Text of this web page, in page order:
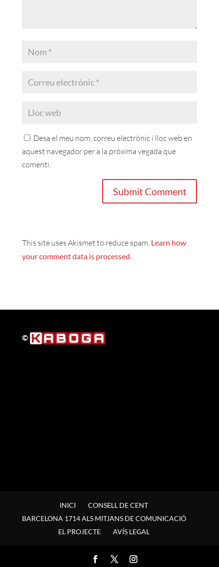
Desa el meu nom, correu electrònic i lloc web en
aquest navegador per a la pròxima vegada que
comenti.
This site uses Akismet to reduce spam. Learn how
your comment data is processed.
©
INICI
CONSELL DE CENT
BARCELONA 1714 ALS MITJANS DE COMUNICACIÓ
EL PROJECTE
AVÍS LEGAL